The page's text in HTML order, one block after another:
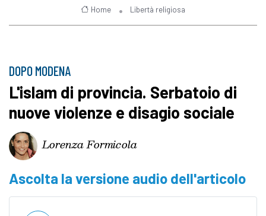
Home Libertà religiosa
DOPO MODENA
L'islam di provincia. Serbatoio di
nuove violenze e disagio sociale
Lorenza Formicola
Ascolta la versione audio dell'articolo